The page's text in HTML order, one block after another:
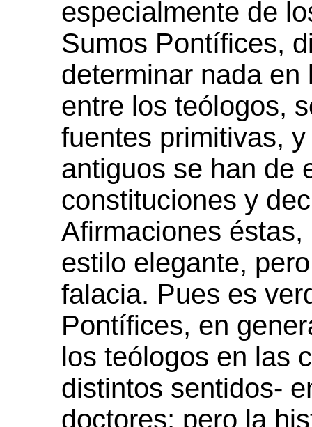
especialmente de
Sumos Pontífices,
determinar nada en
entre los teólogos,
fuentes primitivas,
antiguos se han de
constituciones y
Afirmaciones
estilo elegante,
falacia. Pues es
Pontífices, en
los teólogos en las
distintos sentidos-
doctores; pero la